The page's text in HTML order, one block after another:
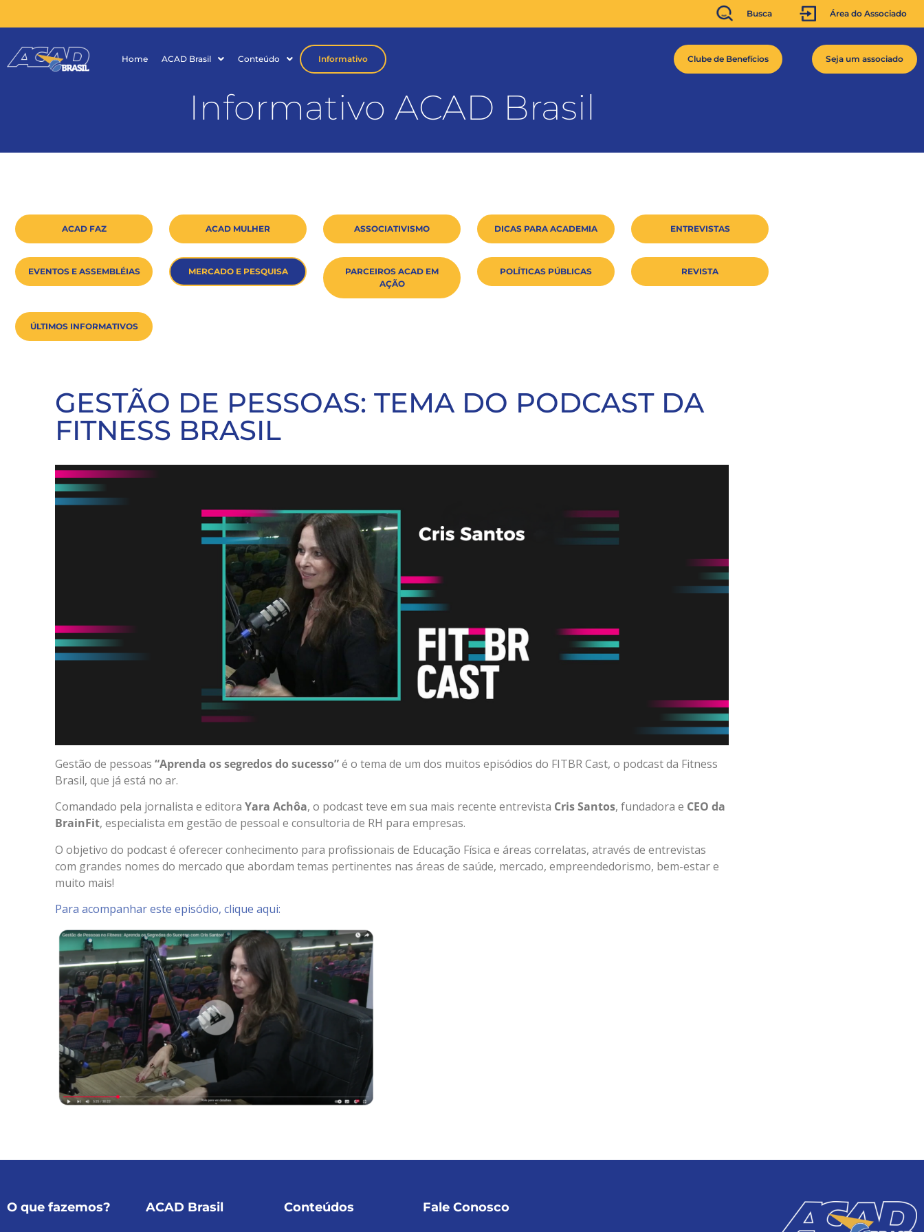
Busca Área do Associado
Home ACAD Brasil Conteúdo Informativo Clube de Benefícios Seja um associado
Informativo ACAD Brasil
ACAD FAZ ACAD MULHER ASSOCIATIVISMO DICAS PARA ACADEMIA ENTREVISTAS
EVENTOS E ASSEMBLÉIAS MERCADO E PESQUISA
PARCEIROS ACAD EM
AÇÃO
POLÍTICAS PÚBLICAS REVISTA
ÚLTIMOS INFORMATIVOS
GESTÃO DE PESSOAS: TEMA DO PODCAST DA
FITNESS BRASIL
Gestão de pessoas “Aprenda os segredos do sucesso”é o tema de um dos muitos episódios do FITBR Cast, o podcast da Fitness
Brasil, que já está no ar.
Comandado pela jornalista e editora Yara Achôa, o podcast teve em sua mais recente entrevista Cris Santos, fundadora e CEO da
BrainFit, especialista em gestão de pessoal e consultoria de RH para empresas.
O objetivo do podcast é oferecer conhecimento para profissionais de Educação Física e áreas correlatas, através de entrevistas
com grandes nomes do mercado que abordam temas pertinentes nas áreas de saúde, mercado, empreendedorismo, bem-estar e
muito mais!
Para acompanhar este episódio, clique aqui:
O que fazemos? ACAD Brasil Conteúdos Fale Conosco